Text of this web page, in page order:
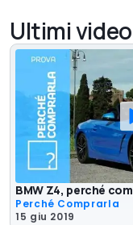
Ultimi video
BMW Z4, perché
Perché Comprarla
15 giu 2019